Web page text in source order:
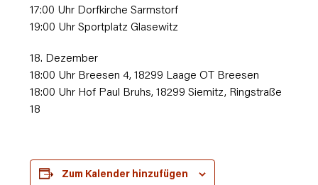
17:00 Uhr Dorfkirche Sarmstorf
19:00 Uhr Sportplatz Glasewitz
18. Dezember
18:00 Uhr Breesen 4, 18299 Laage OT Breesen
18:00 Uhr Hof Paul Bruhs, 18299 Siemitz, Ringstraße
18
Zum Kalender hinzufügen